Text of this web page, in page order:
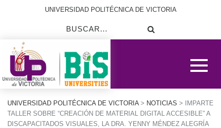
UNIVERSIDAD POLITÉCNICA DE VICTORIA
UNIVERSIDAD POLITÉCNICA DE VICTORIA> NOTICIAS > IMPARTE
TALLER SOBRE “CREACIÓN DE MATERIAL DIGITAL ACCESIBLE” A
DISCAPACITADOS VISUALES, LA DRA. YENNY MÉNDEZ ALEGRÍA